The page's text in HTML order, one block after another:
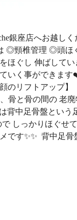
銀座店へお越し
◎頸椎管理 ◎頭
ほぐし 伸ばして
いく事ができま
のリフトアップ
骨と骨の間の 老
背中足骨盤とい
しっかりほぐせ
です✨✨ 背中足骨